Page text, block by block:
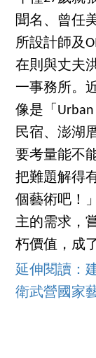
聞名、曾任
所設計師及
在則與丈夫
一事務所。
像是「
民宿、澎湖
要考量能不
把難題解得
個藝術吧！
主的需求，
朽價值，成
延伸閱讀：
衛武營國家